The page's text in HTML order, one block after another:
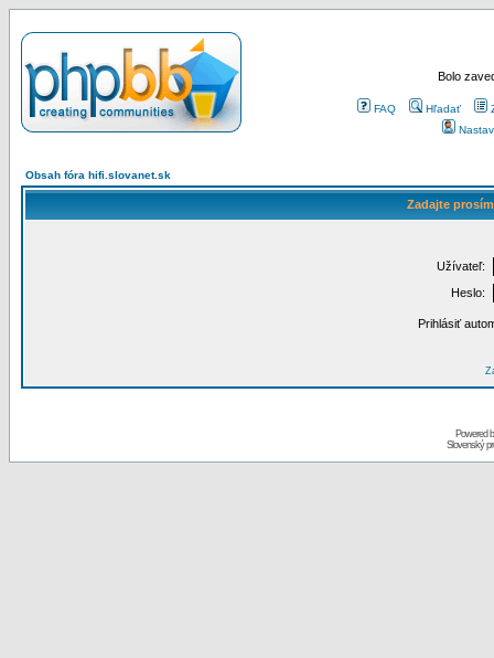
Bolo
FAQ Hľadať
Obsah fóra hifi.slovanet.sk
Zadajte
Užívateľ:
Heslo:
Prihlásiť
Powered
Slovenský